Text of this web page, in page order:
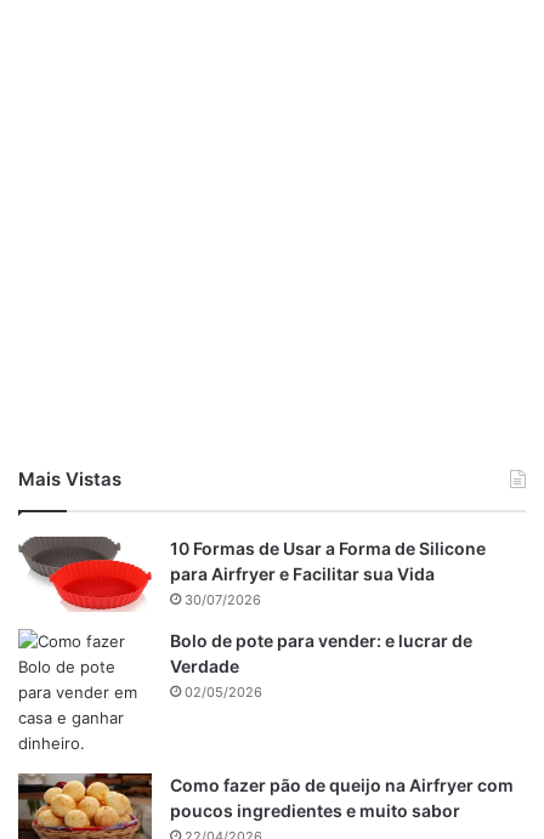
Modo de preparo
Da calda
Mais Vistas
10 Formas de Usar a Forma de Silicone
para Airfryer e Facilitar sua Vida
30/07/2026
Bolo de pote para vender: e lucrar de
Verdade
02/05/2026
Como fazer pão de queijo na Airfryer com
poucos ingredientes e muito sabor